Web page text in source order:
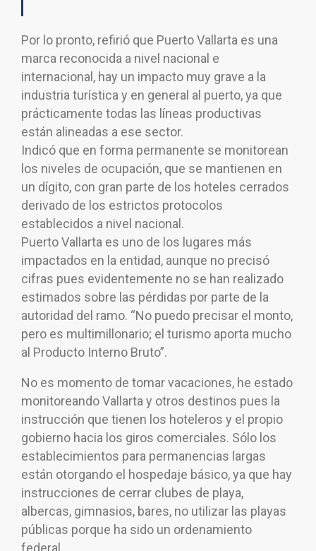
Por lo pronto, refirió que Puerto Vallarta es una
marca reconocida a nivel nacional e
internacional, hay un impacto muy grave a la
industria turística y en general al puerto, ya que
prácticamente todas las líneas productivas
están alineadas a ese sector.
Indicó que en forma permanente se monitorean
los niveles de ocupación, que se mantienen en
un dígito, con gran parte de los hoteles cerrados
derivado de los estrictos protocolos
establecidos a nivel nacional.
Puerto Vallarta es uno de los lugares más
impactados en la entidad, aunque no precisó
cifras pues evidentemente no se han realizado
estimados sobre las pérdidas por parte de la
autoridad del ramo. “No puedo precisar el monto,
pero es multimillonario; el turismo aporta mucho
al Producto Interno Bruto”.
No es momento de tomar vacaciones, he estado
monitoreando Vallarta y otros destinos pues la
instrucción que tienen los hoteleros y el propio
gobierno hacia los giros comerciales. Sólo los
establecimientos para permanencias largas
están otorgando el hospedaje básico, ya que hay
instrucciones de cerrar clubes de playa,
albercas, gimnasios, bares, no utilizar las playas
públicas porque ha sido un ordenamiento